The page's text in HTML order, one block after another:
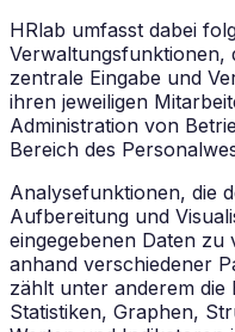
HRlab umfasst dabei
Verwaltungsfunktionen,
zentrale Eingabe und
ihren jeweiligen
Administration von
Bereich des
Analysefunktionen, die
Aufbereitung und
eingegebenen Daten zu
anhand verschiedener
zählt unter anderem
Statistiken, Graphen,